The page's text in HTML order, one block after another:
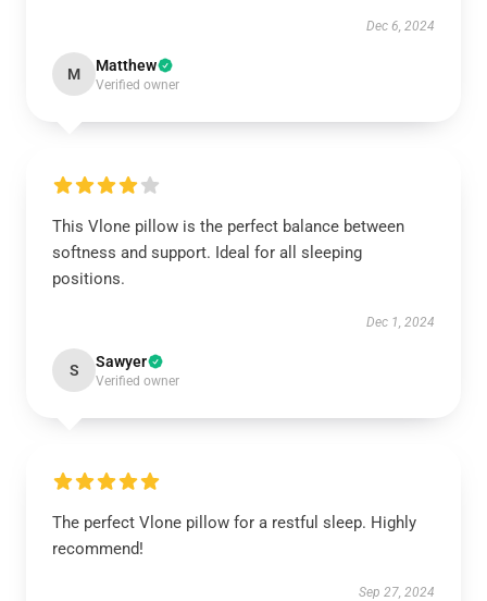
Dec 6, 2024
M Matthew
Verified owner
This Vlone pillow is the perfect balance between
softness and support. Ideal for all sleeping
positions.
Dec 1, 2024
S Sawyer
Verified owner
The perfect Vlone pillow for a restful sleep. Highly
recommend!
Sep 27, 2024